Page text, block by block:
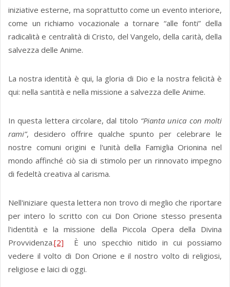
iniziative esterne, ma soprattutto come un evento interiore,
come un richiamo vocazionale a tornare “alle fonti” della
radicalità e centralità di Cristo, del Vangelo, della carità, della
salvezza delle Anime.
La nostra identità è qui, la gloria di Dio e la nostra felicità è
qui: nella santità e nella missione a salvezza delle Anime.
In questa lettera circolare, dal titolo “Pianta unica con molti
rami”, desidero offrire qualche spunto per celebrare le
nostre comuni origini e l'unità della Famiglia Orionina nel
mondo affinché ciò sia di stimolo per un rinnovato impegno
di fedeltà creativa al carisma.
Nell'iniziare questa lettera non trovo di meglio che riportare
per intero lo scritto con cui Don Orione stesso presenta
l'identità e la missione della Piccola Opera della Divina
Provvidenza.[2] È uno specchio nitido in cui possiamo
vedere il volto di Don Orione e il nostro volto di religiosi,
religiose e laici di oggi.